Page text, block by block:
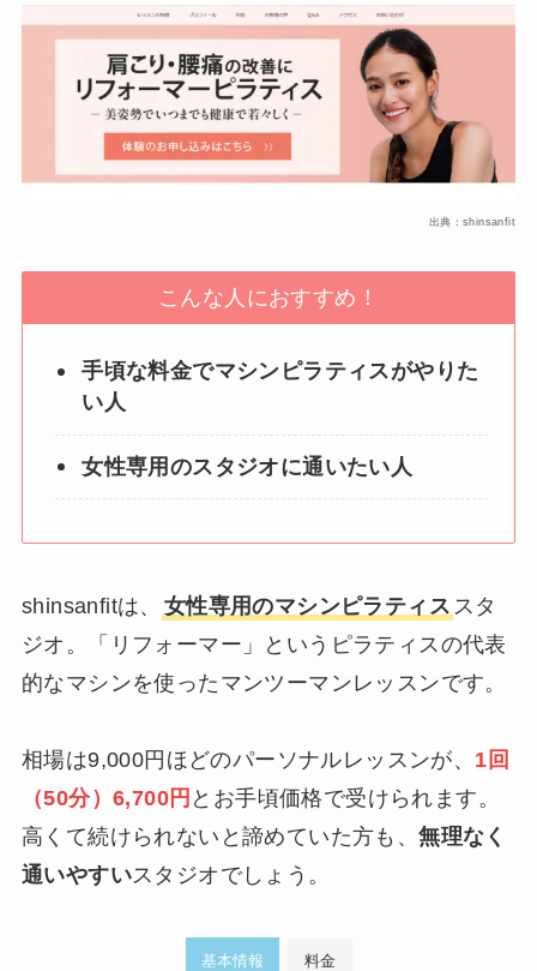
出典：shinsanfit
こんな人におすすめ！
手頃な料金でマシンピラティスがやりた
い人
女性専用のスタジオに通いたい人
shinsanfitは、 女性専用のマシンピラティス スタ
ジオ。「リフォーマー」というピラティスの代表
的なマシンを使ったマンツーマンレッスンです。
相場は9,000円ほどのパーソナルレッスンが、 1回
（50分）6,700円 とお手頃価格で受けられます。
高くて続けられないと諦めていた方も、無理なく
通いやすいスタジオでしょう。
基本情報 料金